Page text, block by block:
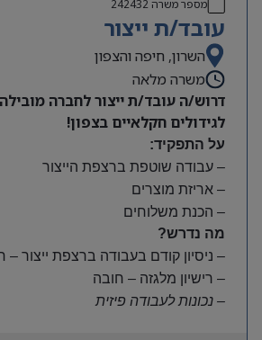
שעות נוספות לפי צורך
תנאים:
סיבוס
קרן השתלמות
מספר משרה 242432
עובד/ת ייצור
השרון, חיפה והצפון
משרה מלאה
דרוש/ה עובד/ת ייצור לחברה
לגידולים חקלאיים בצפון!
על התפקיד:
– עבודה שוטפת ברצפת הייצור
– אריזת מוצרים
– הכנת משלוחים
מה נדרש?
– ניסיון קודם בעבודה ברצפת ייצור –
– רישיון מלגזה – חובה
– נכונות לעבודה פיזית